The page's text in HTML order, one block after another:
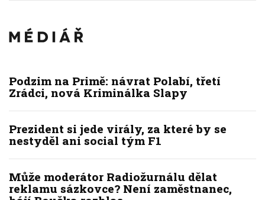
Podzim na Primě: návrat Polabí, třetí
Zrádci, nová Kriminálka Slapy
Prezident si jede virály, za které by se
nestyděl ani social tým F1
Může moderátor Radiožurnálu dělat
reklamu sázkovce? Není zaměstnanec,